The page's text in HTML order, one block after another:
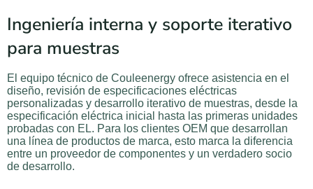
Ingeniería interna y soporte iterativo
para muestras
El equipo técnico de Couleenergy ofrece asistencia en el
diseño, revisión de especificaciones eléctricas
personalizadas y desarrollo iterativo de muestras, desde la
especificación eléctrica inicial hasta las primeras unidades
probadas con EL. Para los clientes OEM que desarrollan
una línea de productos de marca, esto marca la diferencia
entre un proveedor de componentes y un verdadero socio
de desarrollo.